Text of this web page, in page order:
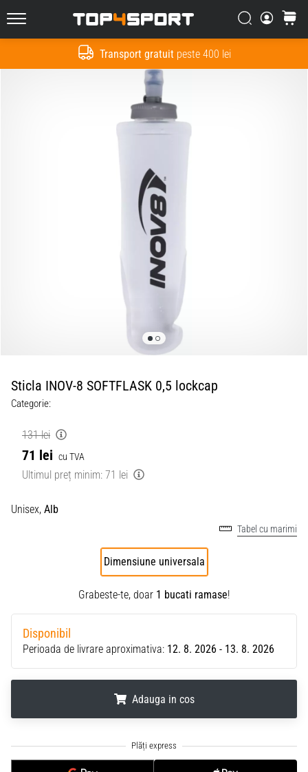
Transport gratuitpeste 400 lei
Top4Sport.ro Căutare
Cos
Sticla INOV-8 SOFTFLASK 0,5 lockcap
Categorie:
131 lei
71 lei cu TVA
Ultimul preț minim: 71 lei
Unisex, Alb
Tabel cu marimi
Dimensiune universala
Grabeste-te, doar 1 bucati ramase!
Disponibil
Perioada de livrare aproximativa: 12. 8. 2026 - 13. 8. 2026
Adauga in cos